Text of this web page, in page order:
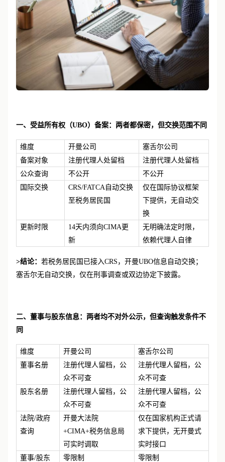
一、受益所有权（UBO）备案：两者都保密，但交换范围不同
维度 开曼公司
塞舌尔公司
备案对象
注册代理人处留档
注册代理人处留档
公众查询
不公开
不公开
国际交换
CRS/FATCA自动交换
至税务居民国
仅在国际协议框架
下提供，无自动交
换
更新时限
14天内须向CIMA更
新
无明确法定时限，
依赖代理人自律
>结论： 若税务居民国已接入CRS，开曼UBO信息自动交换；
塞舌尔无自动交换，仅在刑事调查或双边协定下披露。
二、董事与股东信息：两者均不对外公示，但查询触发条件不
同
维度 开曼公司
塞舌尔公司
董事名册
注册代理人留档，公
众不可查
注册代理人留档，公
众不可查
股东名册
注册代理人留档，公
众不可查
注册代理人留档，公
众不可查
法院/政府
查询
开曼大法院
+CIMA+税务信息局
可实时调取
仅在国家机构正式请
求下提供，无开曼式
实时接口
董事/股东
零限制 零限制